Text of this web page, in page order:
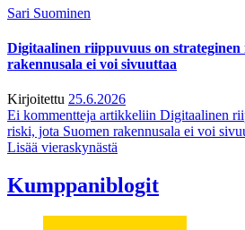
Sari Suominen
Digitaalinen riippuvuus on strateginen
rakennusala ei voi sivuuttaa
Kirjoitettu 25.6.2026
Ei kommentteja artikkeliin Digitaalinen
riski, jota Suomen rakennusala ei voi
Lisää vieraskynästä
Kumppaniblogit